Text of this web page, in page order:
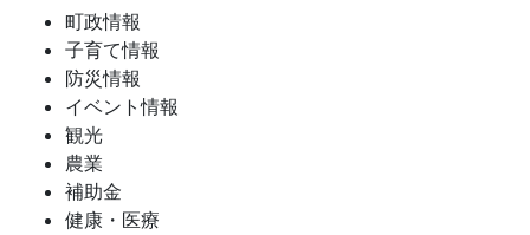
町政情報
子育て情報
防災情報
イベント情報
観光
農業
補助金
健康・医療